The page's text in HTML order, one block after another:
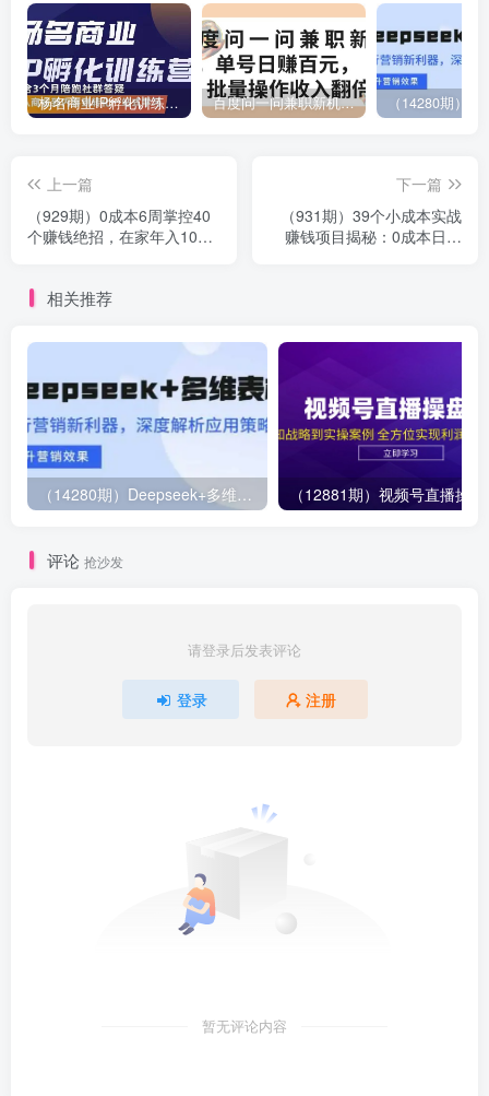
杨名商业IP孵化训练营，从商业到内容到转化一站式学 价值5980元 百度问一问兼职新机遇，单号日赚百元，批量操作收入翻倍
上一篇
（929期）0成本6周掌控40
个赚钱绝招，在家年入10万
下一篇
（931期）39个小成本实战
赚钱项目揭秘：0成本日赚
相关推荐
（14280期）Deepseek+多维表格，银行营销新利器，深度解析应用策略，提升营销效果
评论 抢沙发
请登录后发表评论
登录 注册
暂无评论内容